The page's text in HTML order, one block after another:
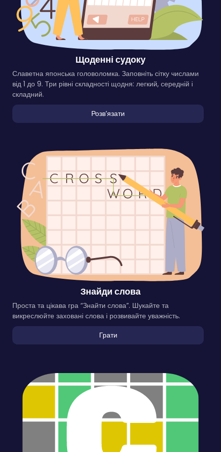
Щоденні судоку
Славетна японська головоломка. Заповніть сітку числами
від 1 до 9. Три рівні складності щодня: легкий, середній і
складний.
Розвʼязати
Знайди слова
Проста та цікава гра “Знайти слова”. Шукайте та
викреслюйте заховані слова і розвивайте уважність.
Грати